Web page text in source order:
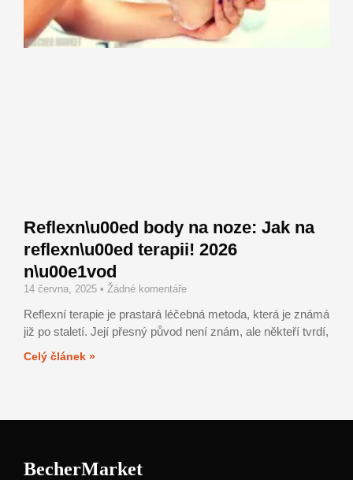
Reflexn\u00ed body na noze: Jak na
reflexn\u00ed terapii! 2026
n\u00e1vod
14 června, 2025 Žádné komentáře
Reflexní terapie je prastará léčebná metoda, která je známá
již po staletí. Její přesný původ není znám, ale někteří tvrdí,
Celý článek »
BecherMarket